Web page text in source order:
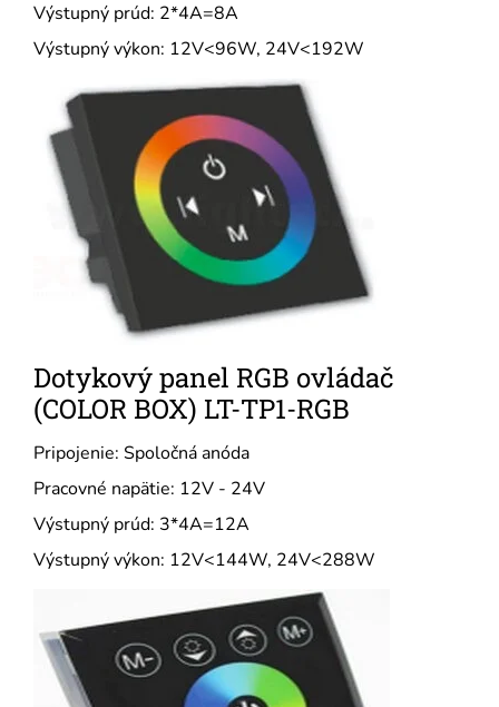
Výstupný prúd: 2*4A=8A
Výstupný výkon: 12V<96W, 24V<192W
Dotykový panel RGB ovládač
(COLOR BOX) LT-TP1-RGB
Pripojenie: Spoločná anóda
Pracovné napätie: 12V - 24V
Výstupný prúd: 3*4A=12A
Výstupný výkon: 12V<144W, 24V<288W